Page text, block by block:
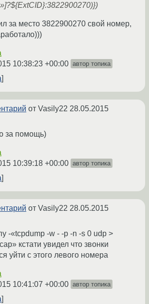
за место 3822900270 свой номер,
10:38:23 +00:00 автор топика
от Vasily22 28.05.2015
за помощь)
10:39:18 +00:00 автор топика
от Vasily22 28.05.2015
-«tcpdump -w - -p -n -s 0 udp >
кстати увидел что звонки
уйти с этого левого номера
10:41:07 +00:00 автор топика